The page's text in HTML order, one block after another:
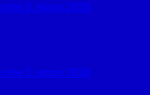
dne 3. srpna 2026
dne 2. srpna 2026